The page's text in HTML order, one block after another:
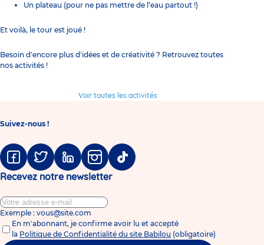
Un plateau (pour ne pas mettre de l’eau partout !)
Et voilà, le tour est joué !
Besoin d'encore plus d'idées et de créativité ? Retrouvez toutes
nos activités !
Voir toutes les activités
Suivez-nous !
FacebookTwitter LinkedinInstagramTiktok
Recevez notre newsletter
Exemple : vous@site.com
En m'abonnant, je confirme avoir lu et accepté
la Politique de Confidentialité du site Babilou (obligatoire)